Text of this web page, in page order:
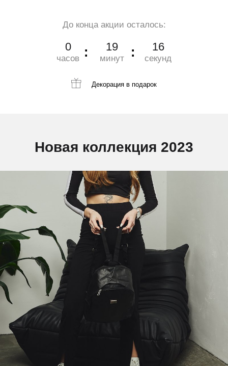
До конца акции осталось:
0
часов
19
минут
16
секунд
Декорация в подарок
Новая коллекция 2023